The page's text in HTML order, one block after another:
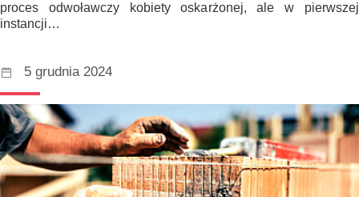
proces odwoławczy kobiety oskarżonej, ale w pierwszej
instancji…
5 grudnia 2024